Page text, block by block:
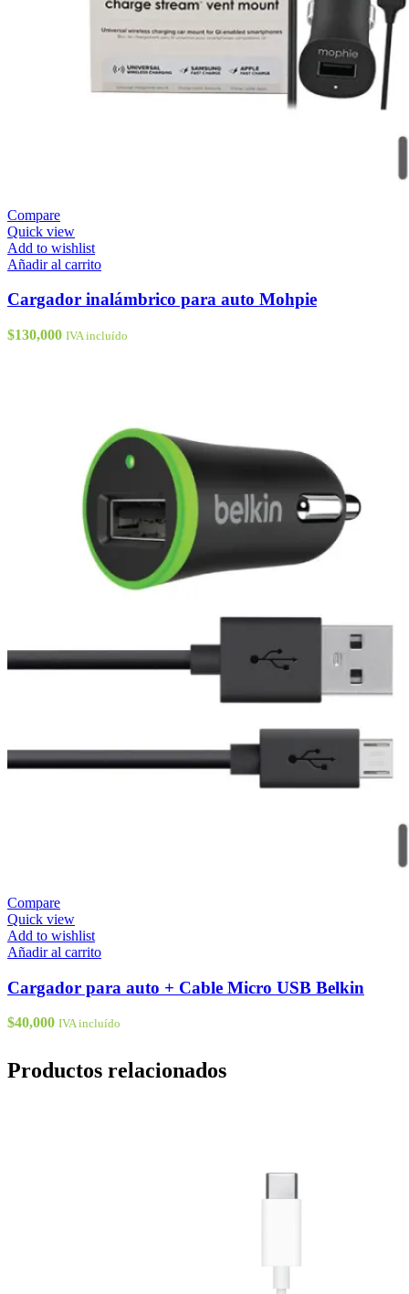
Compare
Quick view
Add to wishlist
Añadir al carrito
Cargador inalámbrico para auto Mohpie
$130,000 IVA incluído
Compare
Quick view
Add to wishlist
Añadir al carrito
Cargador para auto + Cable Micro USB Belkin
$40,000 IVA incluído
Productos relacionados